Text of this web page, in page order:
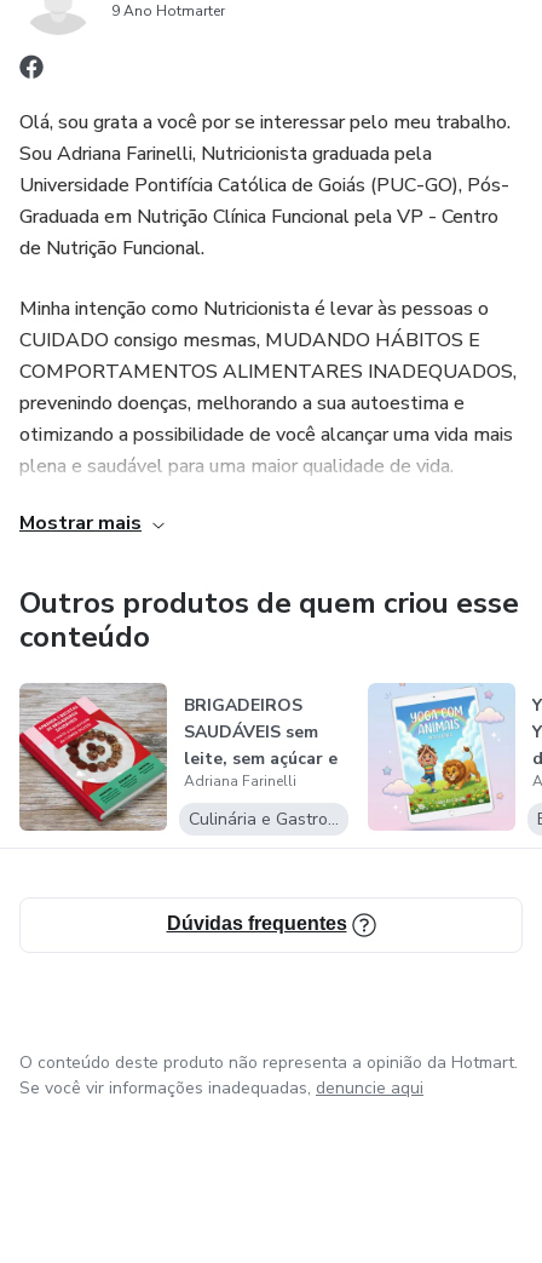
* Melhorar a sua saúde e da sua família!
* Reconstruir hábitos alimentares que serão definitivos!
* Iniciando imediatamente a sua reeducação alimentar!
E ainda GANHE um ebook com 3 Receitas de Brigadeiros
Funcionais.
Após efetivar a compra, envie um email para o endereço
adriana.farinelli.nutricao@gmail.com solicitando o seu
ebook.
9 Ano Hotmarter
Olá, sou grata a você por se interessar pelo meu trabalho.
Sou Adriana Farinelli, Nutricionista graduada pela
Universidade Pontifícia Católica de Goiás (PUC-GO), Pós-
Graduada em Nutrição Clínica Funcional pela VP - Centro
de Nutrição Funcional.
Minha intenção como Nutricionista é levar às pessoas o
CUIDADO consigo mesmas, MUDANDO HÁBITOS E
COMPORTAMENTOS ALIMENTARES INADEQUADOS,
prevenindo doenças, melhorando a sua autoestima e
otimizando a possibilidade de você alcançar uma vida mais
plena e saudável para uma maior qualidade de vida.
O cuidar de si mesmo, com consciência do que ingerimos
VALER A PENA!​​​​​​​​​​​​​
Mostrar mais
Outros produtos de quem criou esse
conteúdo
BRIGADEIROS
SAUDÁVEIS sem
leite, sem açúcar e
sem adoçantes
Adriana Farinelli
Culinária e Gastronomia
Dúvidas frequentes
O conteúdo deste produto não representa a opinião da Hotmart.
Se você vir informações inadequadas, denuncie aqui